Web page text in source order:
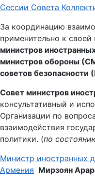
Сессии Совета
За координацию
применительно к
министров
министров обороны
советов безопасности
Совет министров
консультативный и
Организации по
взаимодействия
политики. (по
Министр иностранных
Армения Мирзоян